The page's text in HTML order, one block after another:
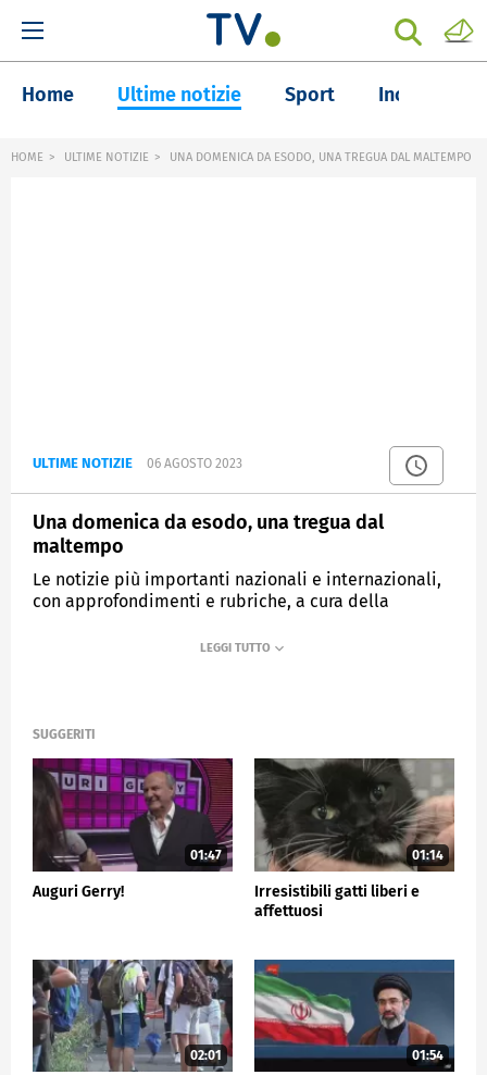
Home Ultime notizie Sport Inchieste
HOME ULTIME NOTIZIE UNA DOMENICA DA ESODO, UNA TREGUA DAL MALTEMPO
ULTIME NOTIZIE 06 AGOSTO 2023
Una domenica da esodo, una tregua dal
maltempo
Le notizie più importanti nazionali e internazionali,
con approfondimenti e rubriche, a cura della
SUGGERITI
01:47
Auguri Gerry!
01:14
Irresistibili gatti liberi e
affettuosi
02:01 01:54